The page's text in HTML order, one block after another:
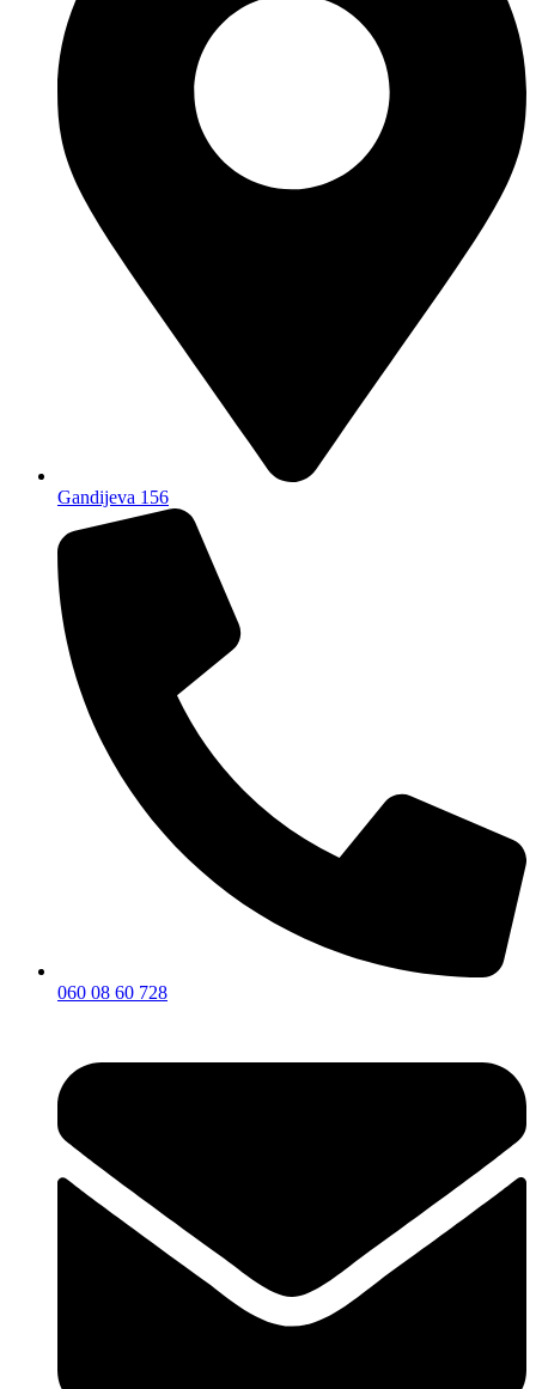
Gandijeva 156
060 08 60 728